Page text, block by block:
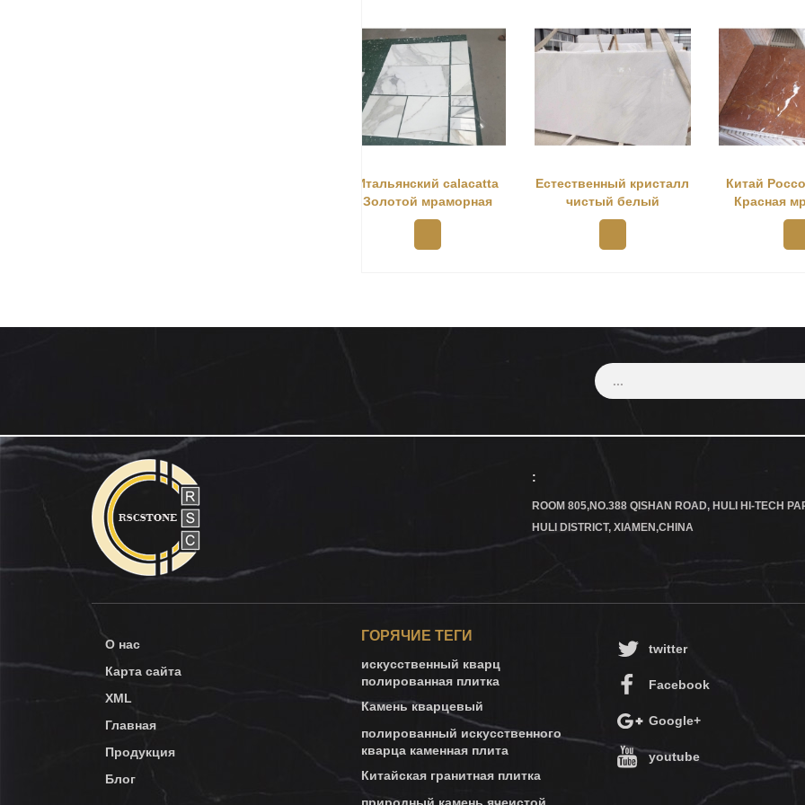
Естественный кристалл
чистый белый
мраморная плитка
Китай Россо Аликанте
Красная мраморная
плитка
:
ROOM 805,NO.388 QISHAN ROAD, HULI HI-TECH
HULI DISTRICT, XIAMEN,CHINA
О нас
Карта сайта
XML
Главная
Продукция
Блог
ГОРЯЧИЕ ТЕГИ
искусственный кварц
полированная плитка
Камень кварцевый
полированный искусственного
кварца каменная плита
Китайская гранитная плитка
twitter
Facebook
Google+
youtube